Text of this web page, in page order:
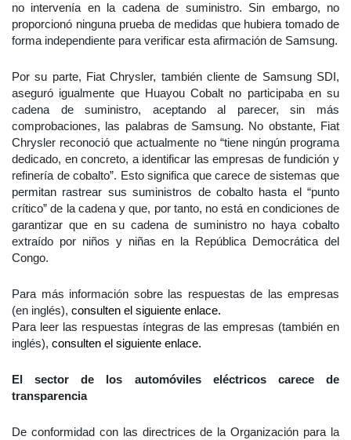
no intervenía en la cadena de suministro. Sin embargo, no
proporcionó ninguna prueba de medidas que hubiera tomado de
forma independiente para verificar esta afirmación de Samsung.
Por su parte, Fiat Chrysler, también cliente de Samsung SDI,
aseguró igualmente que Huayou Cobalt no participaba en su
cadena de suministro, aceptando al parecer, sin más
comprobaciones, las palabras de Samsung. No obstante, Fiat
Chrysler reconoció que actualmente no “tiene ningún programa
dedicado, en concreto, a identificar las empresas de fundición y
refinería de cobalto”. Esto significa que carece de sistemas que
permitan rastrear sus suministros de cobalto hasta el “punto
crítico” de la cadena y que, por tanto, no está en condiciones de
garantizar que en su cadena de suministro no haya cobalto
extraído por niños y niñas en la República Democrática del
Congo.
Para más información sobre las respuestas de las empresas
(en inglés), consulten el siguiente enlace.
Para leer las respuestas íntegras de las empresas (también en
inglés), consulten el siguiente enlace.
El sector de los automóviles eléctricos carece de
transparencia
De conformidad con las directrices de la Organización para la